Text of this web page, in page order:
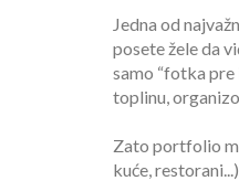
Jedna od
posete žele da
samo “fotka
toplinu,
Zato portfolio
kuće,